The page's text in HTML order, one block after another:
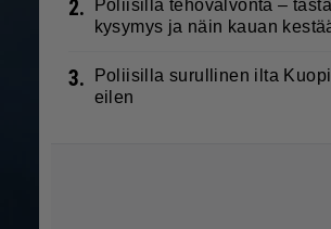
2.
Poliisilla tehovalvonta – tästä
kysymys ja näin kauan
3.
Poliisilla surullinen ilta
eilen